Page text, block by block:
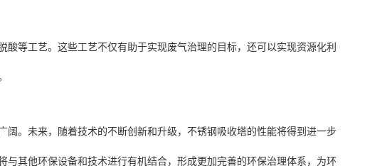
等工艺。这些工艺不仅有助于实现废气治理的目标，还可以实现资源化利
。未来，随着技术的不断创新和升级，不锈钢吸收塔的性能将得到进一步
其他环保设备和技术进行有机结合，形成更加完善的环保治理体系，为环